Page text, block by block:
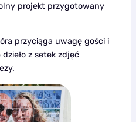
projekt przygotowany
przyciąga uwagę gości i
z setek zdjęć